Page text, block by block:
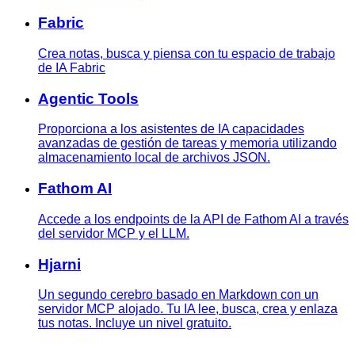
Fabric
Crea notas, busca y piensa con tu espacio de trabajo
de IA Fabric
Agentic Tools
Proporciona a los asistentes de IA capacidades
avanzadas de gestión de tareas y memoria utilizando
almacenamiento local de archivos JSON.
Fathom AI
Accede a los endpoints de la API de Fathom AI a través
del servidor MCP y el LLM.
Hjarni
Un segundo cerebro basado en Markdown con un
servidor MCP alojado. Tu IA lee, busca, crea y enlaza
tus notas. Incluye un nivel gratuito.